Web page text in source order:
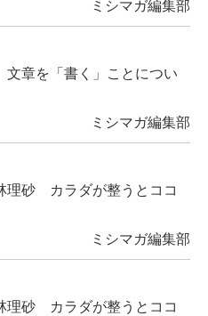
ミシマガ編集部
章を「書く」ことについ
ミシマガ編集部
砂 カラダが整うとココ
ミシマガ編集部
砂 カラダが整うとココ